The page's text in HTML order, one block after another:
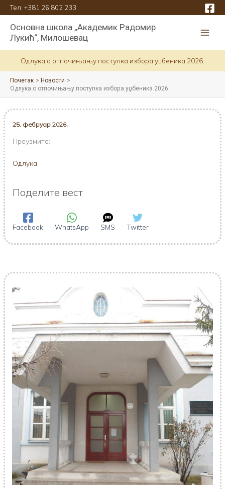
Пређи
на
садржај
Тел: +381 26 802 233
Основна школа „Академик Радомир
Лукић“, Милошевац
Одлука о отпочињању поступка избора уџбеника 2026.
Почетак
Новости
Одлука о отпочињању поступка избора уџбеника 2026.
25. фебруар 2026.
Преузмите:
Одлука
Поделите вест
Facebook WhatsApp SMS Twitter